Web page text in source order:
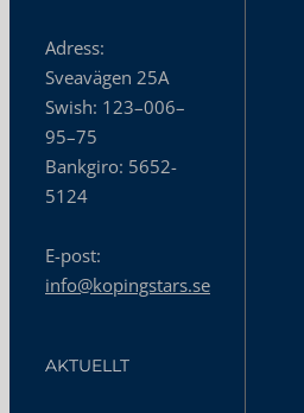
Adress:
Sveavägen 25A
Swish: 123–006–
95–75
Bankgiro: 5652-
5124
E-post:
info@kopingstars.se
AKTUELLT